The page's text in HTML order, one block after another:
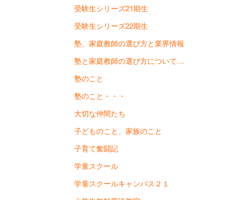
受験生シリーズ21期生
受験生シリーズ22期生
塾、家庭教師の選び方と業界情報
塾と家庭教師の選び方について…
塾のこと
塾のこと・・・
大切な仲間たち
子どものこと、家族のこと
子育て奮闘記
学童スクール
学童スクールキャンパス２１